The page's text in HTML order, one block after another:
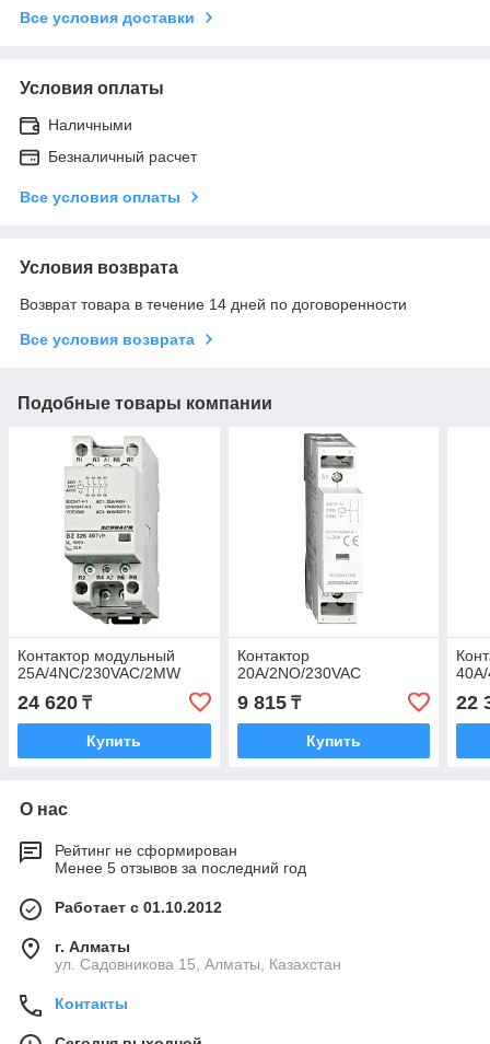
Все условия доставки
Условия оплаты
Наличными
Безналичный расчет
Все условия оплаты
Условия возврата
Возврат товара в течение 14 дней по договоренности
Все условия возврата
Подобные товары компании
Контактор модульный
25A/4NC/230VAC/2MW
24 620 ₸
Купить
Контактор
20A/2NO/230VAC
9 815₸
Купить
22
О нас
Рейтинг не сформирован
Менее 5 отзывов за последний год
Работает с 01.10.2012
г. Алматы
ул. Садовникова 15, Алматы, Казахстан
Контакты